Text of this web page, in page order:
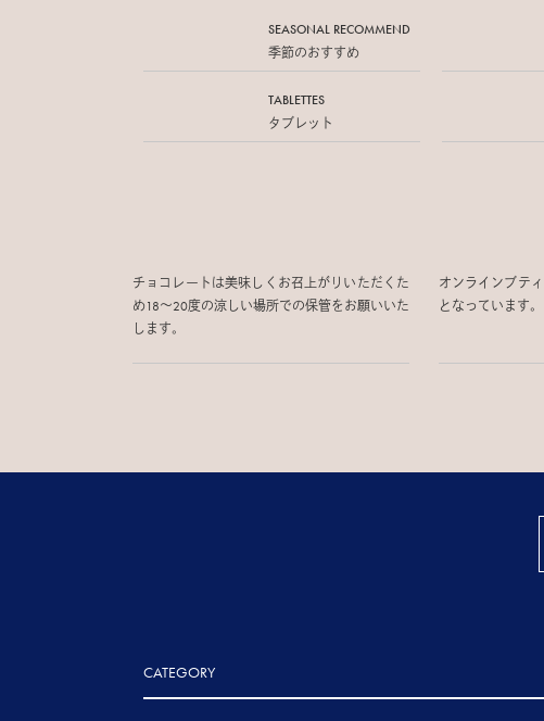
SEASONAL RECOMMEND
季節のおすすめ
TABLETTES
タブレット
チョコレートは美味しくお召上がりいただくた
め18〜20度の涼しい場所での保管をお願いいた
します。
オンラインブテ
となっています。
CATEGORY